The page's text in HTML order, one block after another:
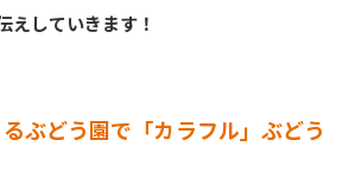
えしていきます！
ぶどう園で「カラフル」ぶどう